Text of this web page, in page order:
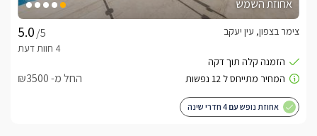
אחוזת השמש
/5
צימר בצפון, עין יעקב
החל מ- ₪3500
אחוזת נופש עם 4 חדרי שינה